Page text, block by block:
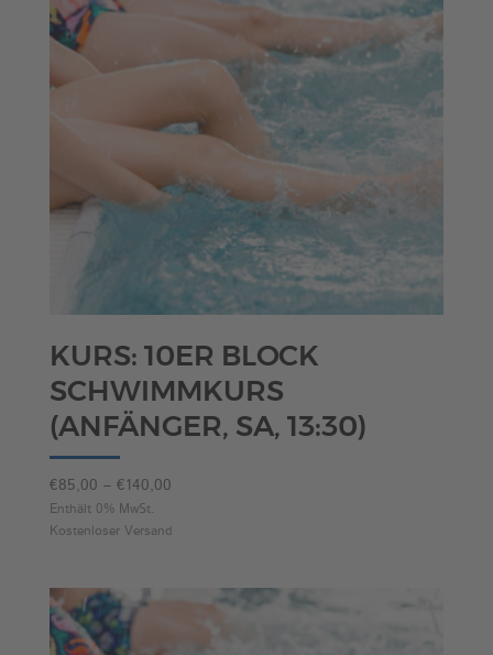
KURS: 10ER BLOCK
SCHWIMMKURS
(ANFÄNGER, SA, 13:30)
€85,00 – € 140,00Preisspanne:
bis
Enthält 0% MwSt.
Kostenloser Versand